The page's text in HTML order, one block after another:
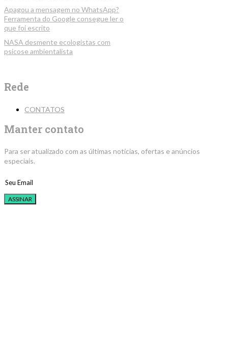
Apagou a mensagem no WhatsApp?
Ferramenta do Google consegue ler o
que foi escrito
NASA desmente ecologistas com
psicose ambientalista
Rede
CONTATOS
Manter contato
Para ser atualizado com as últimas notícias, ofertas e anúncios
especiais.
ASSINAR